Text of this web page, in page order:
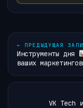
← ПРЕДЫДУЩАЯ
Инструменты дня
ваших
VK Tech